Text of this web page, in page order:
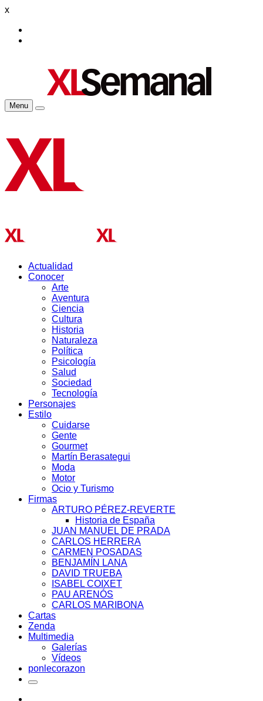
x
Menu
Actualidad
Conocer
Arte
Aventura
Ciencia
Cultura
Historia
Naturaleza
Política
Psicología
Salud
Sociedad
Tecnología
Personajes
Estilo
Cuidarse
Gente
Gourmet
Martín Berasategui
Moda
Motor
Ocio y Turismo
Firmas
ARTURO PÉREZ-REVERTE
Historia de España
JUAN MANUEL DE PRADA
CARLOS HERRERA
CARMEN POSADAS
BENJAMÍN LANA
DAVID TRUEBA
ISABEL COIXET
PAU ARENÓS
CARLOS MARIBONA
Cartas
Zenda
Multimedia
Galerías
Vídeos
ponlecorazon